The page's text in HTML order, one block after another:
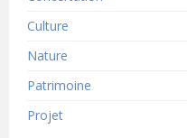
Culture
Nature
Patrimoine
Projet